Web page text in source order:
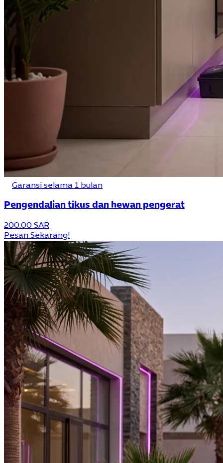
Garansi selama 1 bulan
Pengendalian tikus dan hewan pengerat
200.00 SAR
Pesan Sekarang!